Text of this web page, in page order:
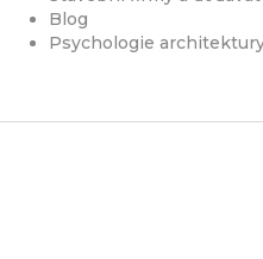
Blog
Psychologie